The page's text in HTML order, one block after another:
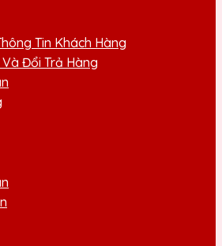
Tin Khách Hàng
Đổi Trả Hàng